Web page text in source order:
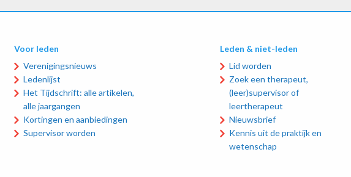
Voor leden
Verenigingsnieuws
Ledenlijst
Het Tijdschrift: alle artikelen,
alle jaargangen
Kortingen en aanbiedingen
Supervisor worden
Leden & niet-leden
Lid worden
Zoek een therapeut,
(leer)supervisor of
leertherapeut
Nieuwsbrief
Kennis uit de praktijk en
wetenschap